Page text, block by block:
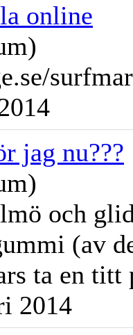
online
jag nu???
och
(av
ta en titt
2014